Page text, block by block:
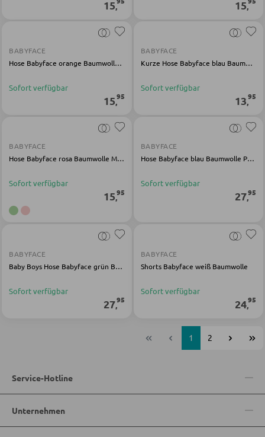
Regale für Bücher
Wandregale
Aktenschränke
Büromöbel Sets
Bürostühle
15 15 ,
BABYFACE
Hose Babyface orange Baumwolle Elasthan
Sofort verfügbar
15,95
BABYFACE
Kurze Hose Babyface blau Baumwolle Elasthan
Sofort verfügbar
13,95
BABYFACE
Hose Babyface rosa Baumwolle Modal
Sofort verfügbar
15,95
BABYFACE
Hose Babyface blau Baumwolle Polyester Elasthan
Sofort verfügbar
27,95
BABYFACE
Baby Boys Hose Babyface grün Baumwolle Elasthan
Sofort verfügbar
27,95
BABYFACE
Shorts Babyface weiß Baumwolle
Sofort verfügbar
24,95
1 2
Service-Hotline
Unternehmen